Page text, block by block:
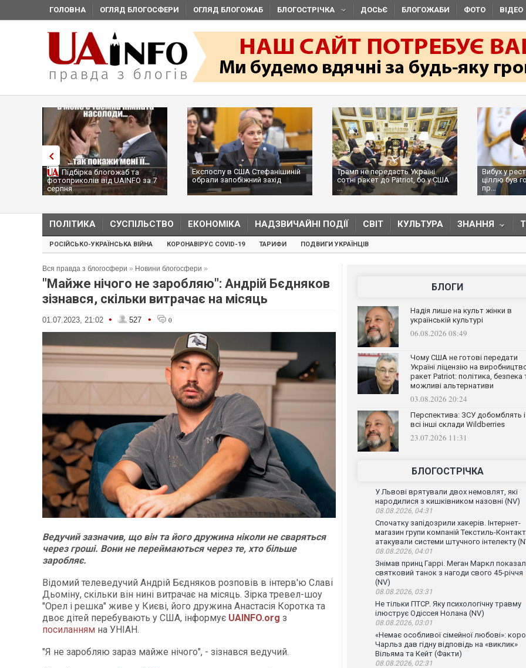
ГОЛОВНА ОГЛЯД БЛОГОСФЕРИ ОГЛЯД БЛОГОЖАБ БЛОГОСТРІЧКА ДОСЬЄ БЛОГОЖАБИ ФОТО ВІДЕО
Підбірка блогожаб та
фотоприколів від UAINFO за 7
серпня
Експослу в США Стефанішиній
обрали запобіжний захід
Трамп не передасть Україні
сотні ракет до Patriot, бо у США
...
Вибух у
ціллю був
пр...
ПОЛІТИКА СУСПІЛЬСТВО ЕКОНОМІКА НАДЗВИЧАЙНІ ПОДІЇ СВІТ КУЛЬТУРА ЗНАННЯ
РОСІЙСЬКО-УКРАЇНСЬКА ВІЙНА КОРОНАВІРУС COVID-19 ТАРИФИ ПОДВИГИ УКРАЇНЦІВ
Вся правда з блогосфери » Новини блогосфери »
"Майже нічого не заробляю": Андрій Бєдняков
зізнався, скільки витрачає на місяць
01.07.2023, 21:02 • 527 • 0
Ведучий зазначив, що він та його дружина ніколи не сваряться
через гроші. Вони не переймаються через те, хто більше
заробляє.
Відомий телеведучий Андрій Бєдняков розповів в інтерв'ю Славі
Дьоміну, скільки він нині витрачає на місяць. Зірка тревел-шоу
"Орел і решка" живе у Києві, його дружина Анастасія Коротка та
двоє дітей перебувають у США, інформує UAINFO.org з
посиланням на УНІАН.
"Я не заробляю зараз майже нічого", - зізнався ведучий.
БЛОГИ
Надія лише на культ жінки в
українській культурі
06.08.2026 08:49
Чому США не готові передати
Україні ліцензію на
ракет Patriot: політика, безпека
можливі альтернативи
03.08.2026 20:24
Перспектива: ЗСУ добомблять і
всі інші склади Wildberries
23.07.2026 11:31
БЛОГОСТРІЧКА
У Львові врятували двох немовлят, які
народилися з кишківником назовні (NV)
08.08.2026, 04:31
Спочатку запідозрили хакерів. Інтернет-
магазин групи компаній Текстиль-Контакт
атакували системи штучного інтелекту
08.08.2026, 04:01
Знімав принц Гаррі. Меган Маркл
святковий танок з нагоди свого 45-річчя
(NV)
08.08.2026, 03:31
Не тільки ПТСР. Яку психологічну травму
ілюструє Одіссея Нолана (NV)
08.08.2026, 03:01
«Немає особливої сімейної любові»:
Чарльз дав гідну відповідь на «виклик»
Вільяма та Кейт (Факти)
08.08.2026, 02:31